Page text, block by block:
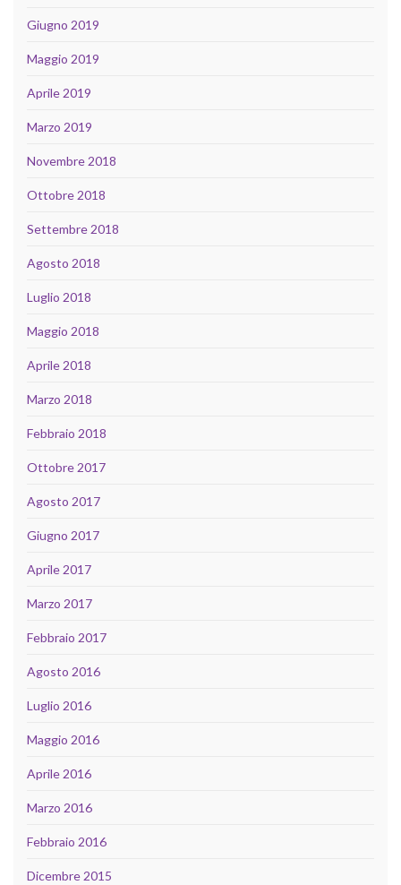
Giugno 2019
Maggio 2019
Aprile 2019
Marzo 2019
Novembre 2018
Ottobre 2018
Settembre 2018
Agosto 2018
Luglio 2018
Maggio 2018
Aprile 2018
Marzo 2018
Febbraio 2018
Ottobre 2017
Agosto 2017
Giugno 2017
Aprile 2017
Marzo 2017
Febbraio 2017
Agosto 2016
Luglio 2016
Maggio 2016
Aprile 2016
Marzo 2016
Febbraio 2016
Dicembre 2015